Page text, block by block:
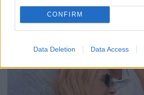
CONFIRM
Data Deletion Data Access